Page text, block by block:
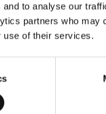
to analyse our
partners who may
use of their services.